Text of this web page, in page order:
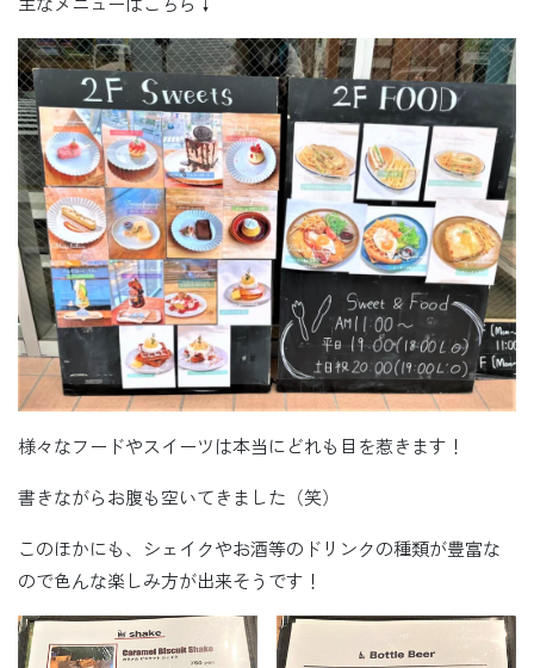
様々なフードやスイーツは本当にどれも目を惹きます！
書きながらお腹も空いてきました（笑）
このほかにも、シェイクやお酒等のドリンクの種類が豊富な
ので色んな楽しみ方が出来そうです！